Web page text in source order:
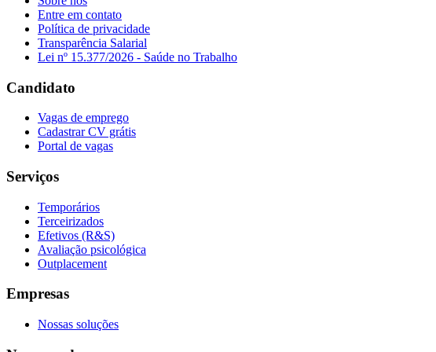
Entre em contato
Política de privacidade
Transparência Salarial
Lei nº 15.377/2026 - Saúde no Trabalho
Candidato
Vagas de emprego
Cadastrar CV grátis
Portal de vagas
Serviços
Temporários
Terceirizados
Efetivos (R&S)
Avaliação psicológica
Outplacement
Empresas
Nossas soluções